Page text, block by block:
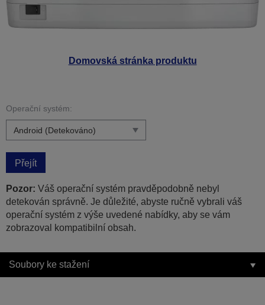
Domovská stránka produktu
Operační systém:
Přejít
Pozor: Váš operační systém pravděpodobně nebyl
detekován správně. Je důležité, abyste ručně vybrali váš
operační systém z výše uvedené nabídky, aby se vám
zobrazoval kompatibilní obsah.
Soubory ke stažení